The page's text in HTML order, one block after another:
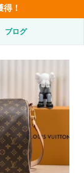
！
ブログ